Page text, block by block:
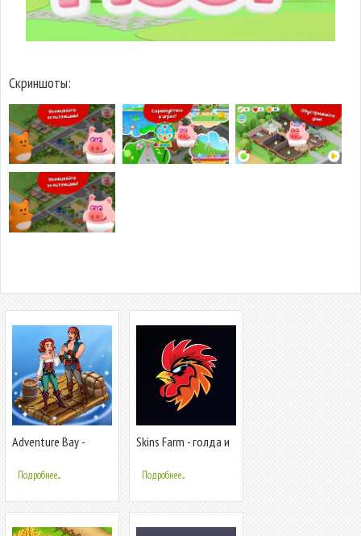
Скриншоты:
Adventure Bay -
Подробнее...
Skins Farm - голда и
Подробнее...